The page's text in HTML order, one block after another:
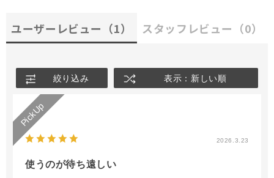
ユーザーレビュー （1） スタッフレビュー （0）
絞り込み 表示：新しい順
2026.3.23
使うのが待ち遠しい